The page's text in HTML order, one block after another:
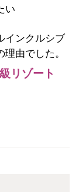
い
インクルシブ
由でした。
リゾート